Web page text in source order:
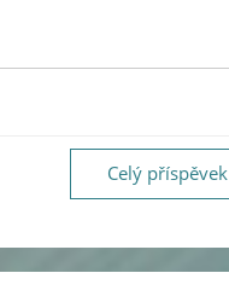
Celý příspěvek